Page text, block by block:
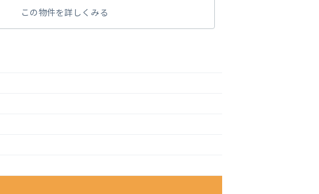
この物件を詳しくみる